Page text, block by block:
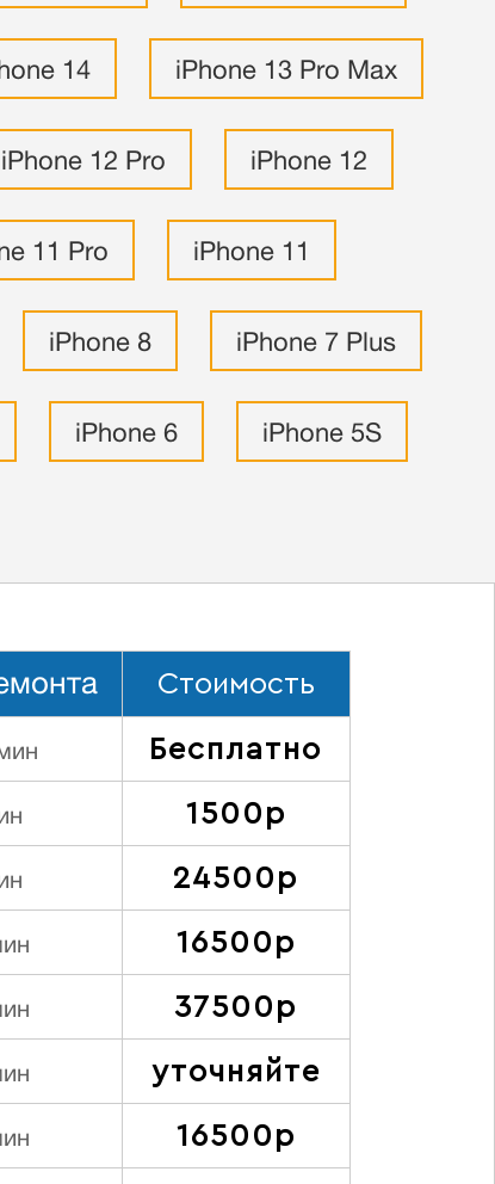
14 iPhone 13 Pro Max
iPhone 12 Pro iPhone 12
11 Pro iPhone 11
iPhone 8 iPhone 7 Plus
iPhone 6 iPhone 5S
Стоимость
Бесплатно
1500р
24500р
16500р
37500р
уточняйте
16500р